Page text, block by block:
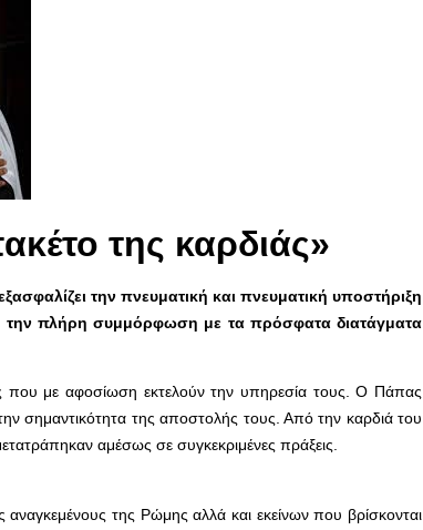
της καρδιάς»
την πνευματική και πνευματική υποστήριξη
την πλήρη συμμόρφωση με τα πρόσφατα διατάγματα
που με αφοσίωση εκτελούν την υπηρεσία τους. Ο Πάπας
την σημαντικότητα της αποστολής τους. Από την καρδιά του
αμέσως σε συγκεκριμένες πράξεις.
της Ρώμης αλλά και εκείνων που βρίσκονται